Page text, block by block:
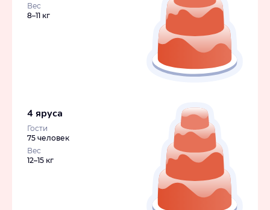
Вес
8–11 кг
4 яруса
Гости
75 человек
Вес
12–15 кг